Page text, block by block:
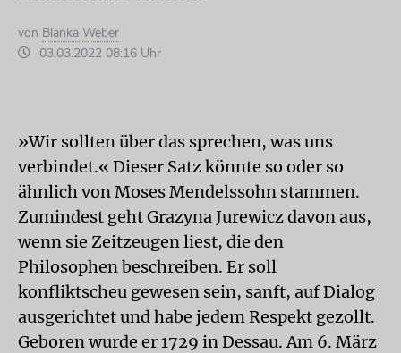
von Blanka Weber
03.03.2022 08:16 Uhr
»Wir sollten über das sprechen, was uns
verbindet.« Dieser Satz könnte so oder so
ähnlich von Moses Mendelssohn stammen.
Zumindest geht Grazyna Jurewicz davon aus,
wenn sie Zeitzeugen liest, die den
Philosophen beschreiben. Er soll
konfliktscheu gewesen sein, sanft, auf Dialog
ausgerichtet und habe jedem Respekt gezollt.
Geboren wurde er 1729 in Dessau. Am 6. März